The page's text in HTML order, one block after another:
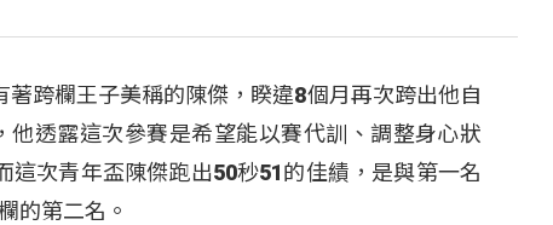
跨欄王子美稱的陳傑，睽違8個月再次跨出他自
透露這次參賽是希望能以賽代訓、調整身心狀
次青年盃陳傑跑出50秒51的佳績，是與第一名
的第二名。